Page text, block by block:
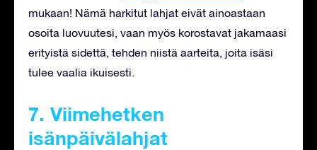
mukaan! Nämä harkitut lahjat eivät ainoastaan
osoita luovuutesi, vaan myös korostavat jakamaasi
erityistä sidettä, tehden niistä aarteita, joita isäsi
tulee vaalia ikuisesti.
7. Viimehetken
isänpäivälahjat